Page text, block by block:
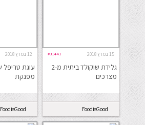
15 במרץ 2018 #31441
גלידת שוקולד ביתית מ-2
מצרכים
FoodisGood
12 במרץ 2018
עוגת טריפל
מפנקת
FoodisGood